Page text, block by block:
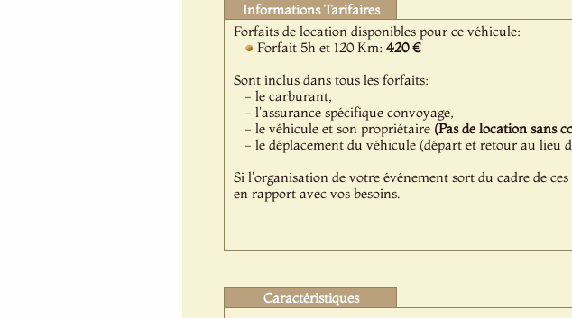
Informations Tarifaires
Forfaits de location disponibles pour ce véhicule:
Forfait 5h et 120 Km: 420 €
Sont inclus dans tous les forfaits:
- le carburant,
- l'assurance spécifique convoyage,
- le véhicule et son propriétaire (Pas de location sans
- le déplacement du véhicule (départ et retour au lieu
Si l'organisation de votre événement sort du cadre de
en rapport avec vos besoins.
Caractéristiques